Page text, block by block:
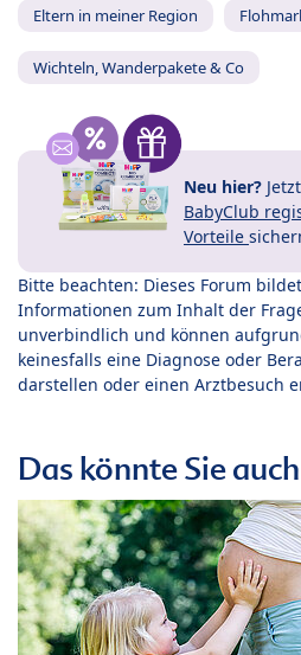
Eltern in meiner Region
Wichteln, Wanderpakete & Co
Neu hier? Jetzt
BabyClub
Vorteile
Bitte beachten: Dieses Forum
Informationen zum Inhalt der
unverbindlich und können
keinesfalls eine Diagnose oder
darstellen oder einen Arztbesuch
Das könnte Sie